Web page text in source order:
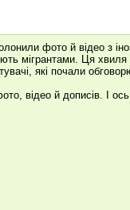
фото й відео з
мігрантами. Ця
які почали
відео й дописів. І